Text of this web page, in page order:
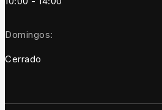
Domingos:
Cerrado